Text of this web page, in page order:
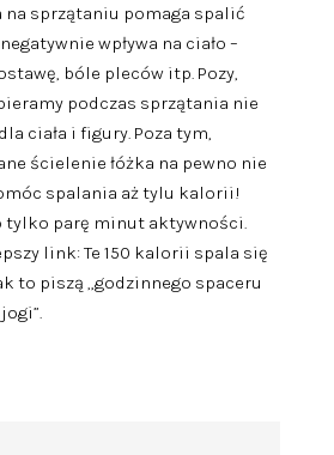
na sprzątaniu pomaga spalić
wpływa na ciało –
bóle pleców itp. Pozy,
podczas sprzątania nie
ciała i figury. Poza tym,
ścielenie łóżka na pewno nie
spalania aż tylu kalorii!
tylko parę minut aktywności.
link: Te 150 kalorii spala się
to piszą „godzinnego spaceru